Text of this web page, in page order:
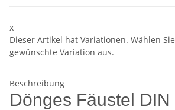
x
Dieser Artikel hat Variationen. Wählen
gewünschte Variation aus.
Beschreibung
Dönges Fäustel DIN